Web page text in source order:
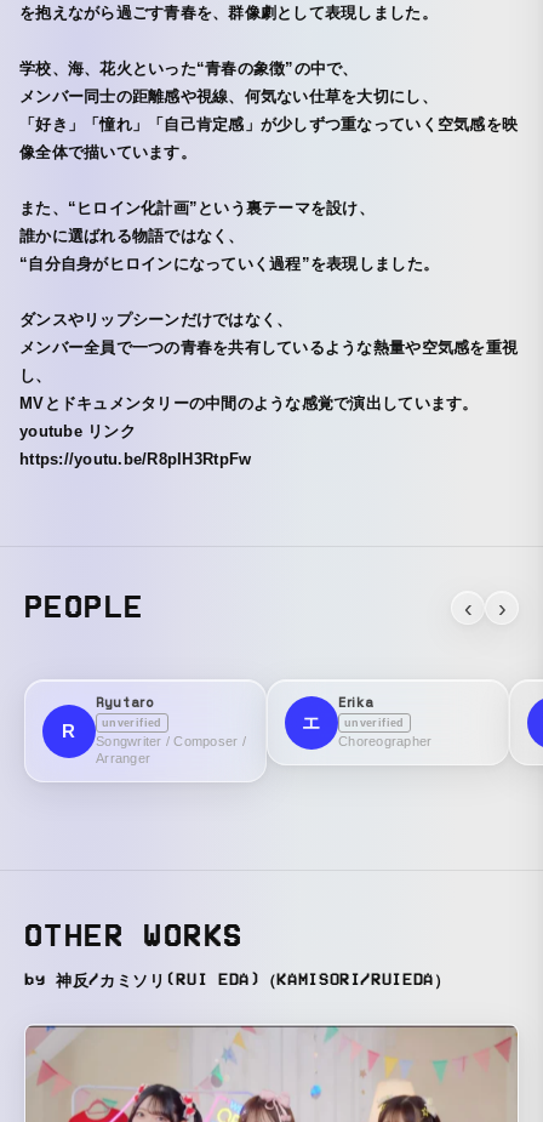
を抱えながら過ごす青春を、群像劇として表現しました。
学校、海、花火といった“青春の象徴”の中で、
メンバー同士の距離感や視線、何気ない仕草を大切にし、
「好き」「憧れ」「自己肯定感」が少しずつ重なっていく空気感を映
像全体で描いています。
また、“ヒロイン化計画”という裏テーマを設け、
誰かに選ばれる物語ではなく、
“自分自身がヒロインになっていく過程”を表現しました。
ダンスやリップシーンだけではなく、
メンバー全員で一つの青春を共有しているような熱量や空気感を重視
し、
MVとドキュメンタリーの中間のような感覚で演出しています。
youtube リンク
https://youtu.be/R8plH3RtpFw
PEOPLE ‹ ›
R
Ryutaro
unverified
Songwriter / Composer /
Arranger
エ
Erika
unverified
Choreographer
OTHER WORKS
by 神反/カミソリ(RUI EDA)（KAMISORI/RUIEDA）